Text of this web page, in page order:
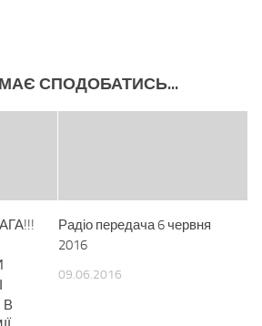
СПОДОБАТИСЬ...
В
Радіо передача 6 червня
2016
09.06.2016